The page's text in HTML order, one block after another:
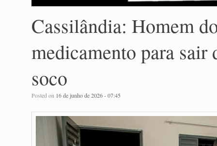
Cassilândia: Homem
medicamento para sair
soco
Posted on 16 de junho de 2026 - 07:45